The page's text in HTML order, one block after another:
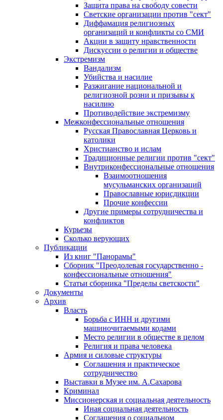
Защита права на свободу совести
Светские организации против "сект"
Диффамация религиозных
организаций и конфликты со СМИ
Акции в защиту нравственности
Дискуссии о религии и обществе
Экстремизм
Вандализм
Убийства и насилие
Разжигание национальной и
религиозной розни и призывы к
насилию
Противодействие экстремизму
Межконфессиональные отношения
Русская Православная Церковь и
католики
Христианство и ислам
Традиционные религии против "сект"
Внутриконфессиональные отношения
Взаимоотношения
мусульманских организаций
Православные юрисдикции
Прочие конфессии
Другие примеры сотрудничества и
конфликтов
Курьезы
Сколько верующих
Публикации
Из книг "Панорамы"
Сборник "Преодолевая государственно -
конфессиональные отношения"
Статьи сборника "Пределы светскости"
Документы
Архив
Власть
Борьба с ИНН и другими
машиночитаемыми кодами
Место религии в обществе в целом
Религия и права человека
Армия и силовые структуры
Соглашения и практическое
сотрудничество
Выставки в Музее им. А.Сахарова
Криминал
Миссионерская и социальная деятельность
Иная социальная деятельность
Соглашения о социальном